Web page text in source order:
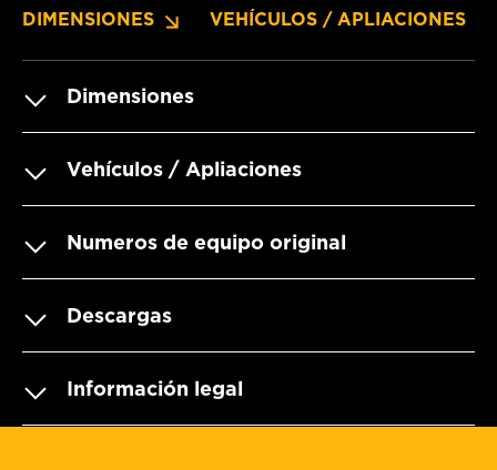
DIMENSIONES VEHÍCULOS / APLIACIONES
Dimensiones
Vehículos / Apliaciones
Numeros de equipo original
Descargas
Información legal